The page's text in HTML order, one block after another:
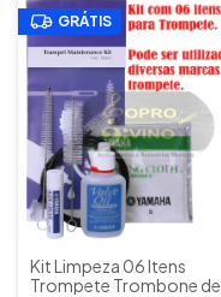
GRÁTIS
Kit Limpeza 06 Itens
Trompete Trombone de